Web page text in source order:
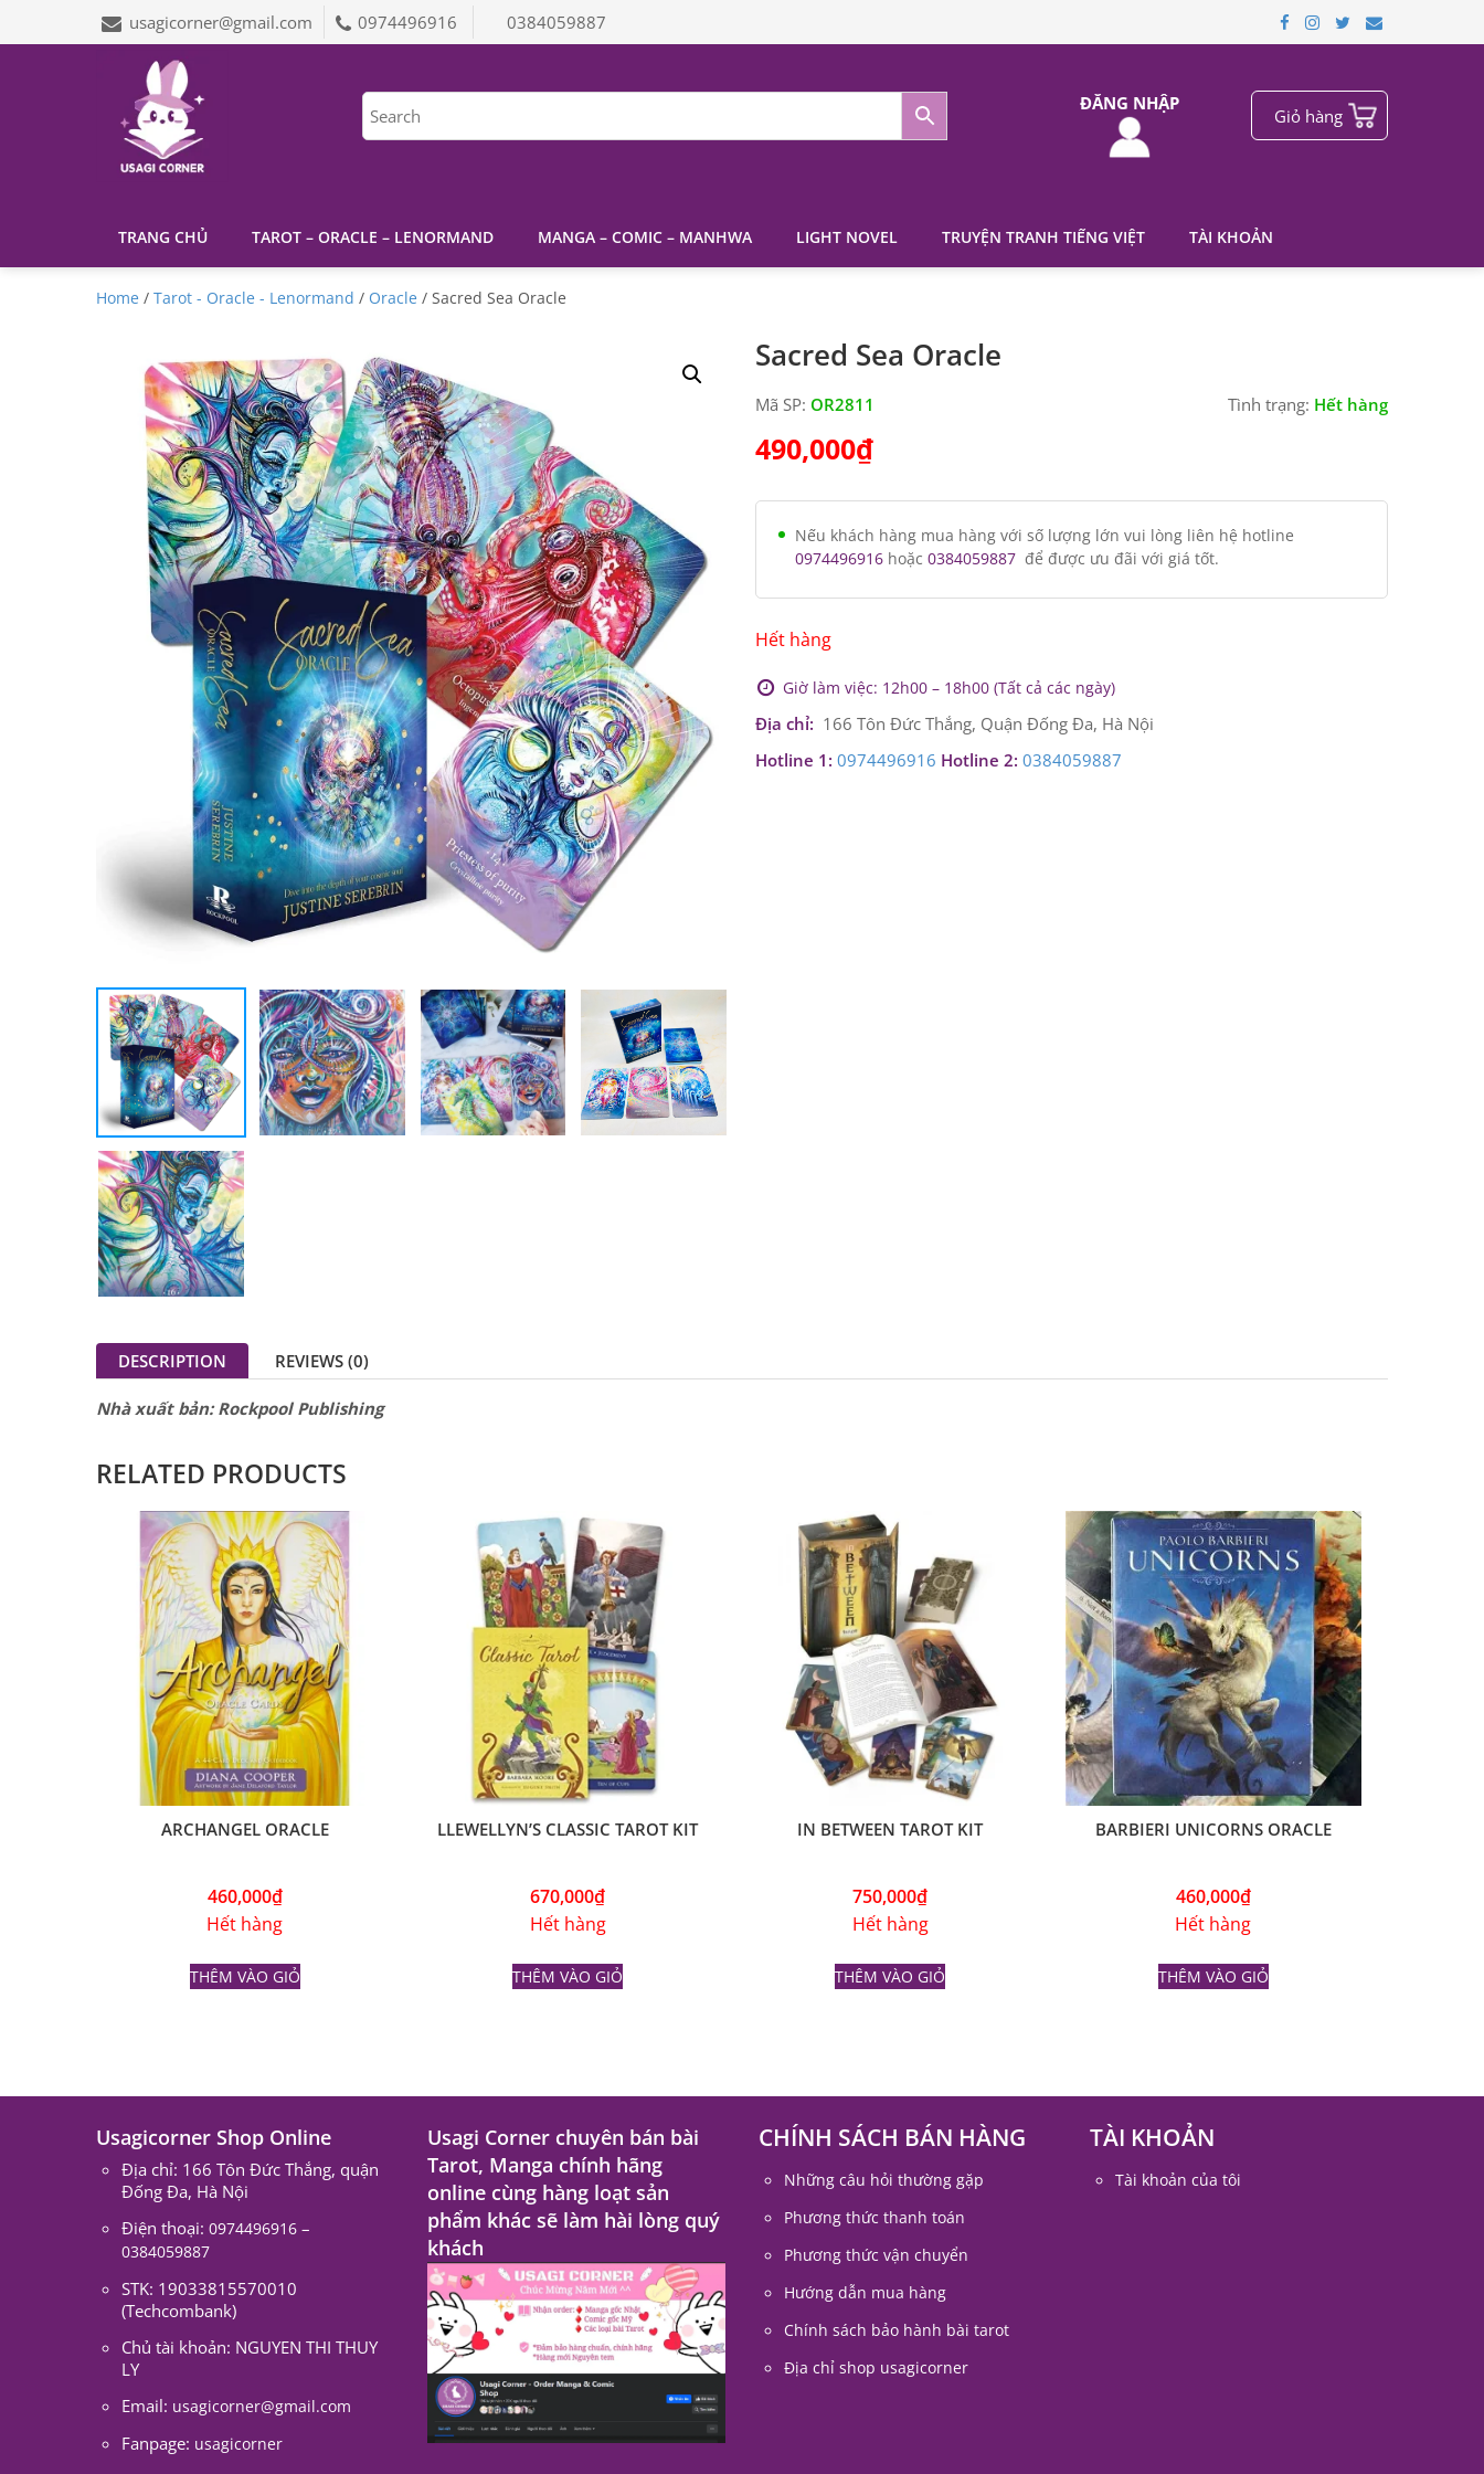
usagicorner@gmail.com 0974496916 0384059887
Giỏ hàng
ĐĂNG NHẬP
TRANG CHỦ TAROT – ORACLE – LENORMAND MANGA – COMIC – MANHWA LIGHT NOVEL TRUYỆN TRANH TIẾNG VIỆT TÀI KHOẢN
Home / Tarot - Oracle - Lenormand / Oracle / Sacred Sea Oracle
Sacred Sea Oracle
Mã SP: OR2811 Tình trạng: Hết hàng
490,000₫
Nếu khách hàng mua hàng với số lượng lớn vui lòng liên hệ hotline
0974496916hoặc 0384059887để được ưu đãi với giá tốt.
Hết hàng
Giờ làm việc: 12h00 – 18h00 (Tất cả các ngày)
Địa chỉ: 166 Tôn Đức Thắng, Quận Đống Đa, Hà Nội
Hotline 1: 0974496916 Hotline 2: 0384059887
DESCRIPTION REVIEWS (0)
Nhà xuất bản: Rockpool Publishing
RELATED PRODUCTS
ARCHANGEL ORACLE
460,000₫
Hết hàng
THÊM VÀO GIỎ
LLEWELLYN’S CLASSIC TAROT KIT
670,000₫
Hết hàng
THÊM VÀO GIỎ
IN BETWEEN TAROT KIT
750,000₫
Hết hàng
THÊM VÀO GIỎ
BARBIERI UNICORNS ORACLE
460,000₫
Hết hàng
THÊM VÀO GIỎ
Usagicorner Shop Online
Địa chỉ: 166 Tôn Đức Thắng, quận
Đống Đa, Hà Nội
Điện thoại: 0974496916 –
0384059887
STK: 19033815570010
(Techcombank)
Chủ tài khoản: NGUYEN THI THUY
LY
Email: usagicorner@gmail.com
Fanpage: usagicorner
Usagi Corner chuyên bán bài
Tarot, Manga chính hãng
online cùng hàng loạt sản
phẩm khác sẽ làm hài lòng quý
khách
CHÍNH SÁCH BÁN HÀNG
Những câu hỏi thường gặp
Phương thức thanh toán
Phương thức vận chuyển
Hướng dẫn mua hàng
Chính sách bảo hành bài tarot
Địa chỉ shop usagicorner
TÀI KHOẢN
Tài khoản của tôi